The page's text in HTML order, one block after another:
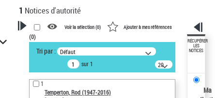
1 Notices d'autorité
VOTRE RECHERCHE
Recherche avancée dans les
notices d’autorité
Œuvres liées à l'auteur :
Temperton, Rod (1947-2016)
Voir la sélection (0) Ajouter à mes références
(0)
Tri par : Défaut
sur 1
20
résultats/page
1
Temperton, Rod (1947-2016)
RÉCUPÉRER
LES
NOTICES
Ma